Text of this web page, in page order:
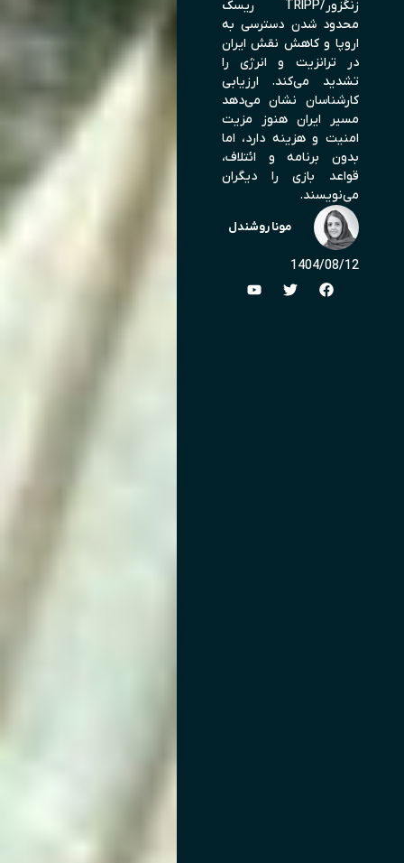
زنگزور/TRIPP ریسک
محدود شدن دسترسی به
اروپا و کاهش نقش ایران
در ترانزیت و انرژی را
تشدید می‌کند. ارزیابی
کارشناسان نشان می‌دهد
مسیر ایران هنوز مزیت
امنیت و هزینه دارد، اما
بدون برنامه و ائتلاف،
قواعد بازی را دیگران
می‌نویسند.
مونا روشندل
1404/08/12